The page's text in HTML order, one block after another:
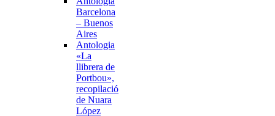
Barcelona
– Buenos
Aires
Antologia
«La
llibrera de
Portbou»,
recopilació
de Nuara
López